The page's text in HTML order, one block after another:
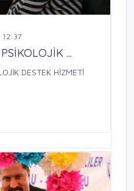
12:37
...
DESTEK HİZMETİ